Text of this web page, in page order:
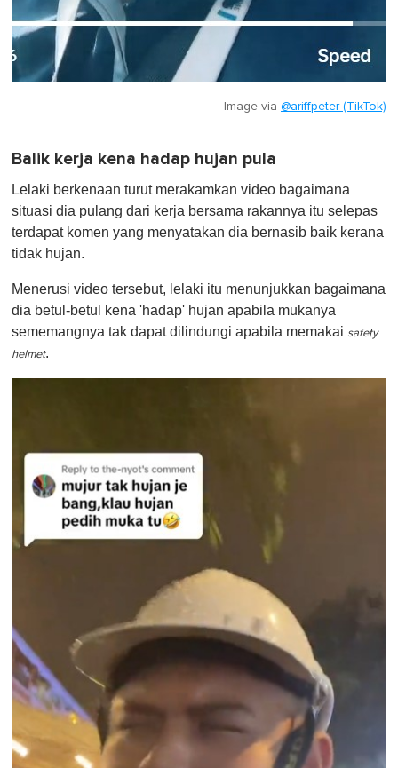
Image via @ariffpeter (TikTok)
Balik kerja kena hadap hujan pula
Lelaki berkenaan turut merakamkan video bagaimana
situasi dia pulang dari kerja bersama rakannya itu selepas
terdapat komen yang menyatakan dia bernasib baik kerana
tidak hujan.
Menerusi video tersebut, lelaki itu menunjukkan bagaimana
dia betul-betul kena 'hadap' hujan apabila mukanya
sememangnya tak dapat dilindungi apabila memakai safety
helmet.